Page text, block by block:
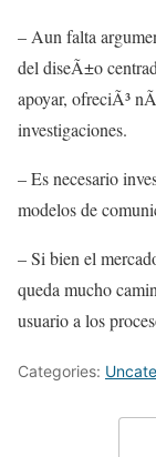
– Aun falta
del diseÃ±o
apoyar, ofreciÃ³
investigaciones.
– Es necesario
modelos de
– Si bien el
queda mucho
usuario a los
Categories: